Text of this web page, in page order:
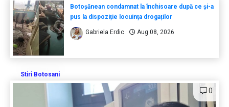
Botoșănean condamnat la închisoare după ce și-a
pus la dispoziție locuința drogaților
Gabriela Erdic Aug 08, 2026
Stiri Botosani
0